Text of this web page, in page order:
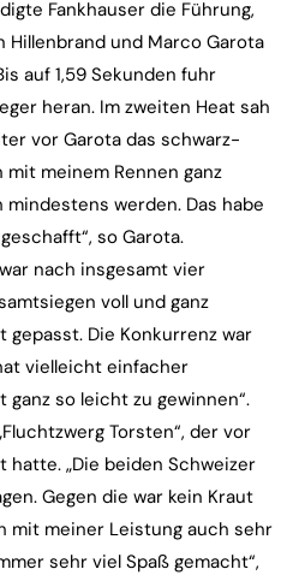
Fankhauser die Führung,
und Marco Garota
auf 1,59 Sekunden fuhr
heran. Im zweiten Heat sah
vor Garota das schwarz-
meinem Rennen ganz
werden. Das habe
so Garota.
nach insgesamt vier
voll und ganz
gepasst. Die Konkurrenz war
vielleicht einfacher
so leicht zu gewinnen“.
Torsten“, der vor
hatte. „Die beiden Schweizer
Gegen die war kein Kraut
mit meiner Leistung auch sehr
sehr viel Spaß gemacht“,